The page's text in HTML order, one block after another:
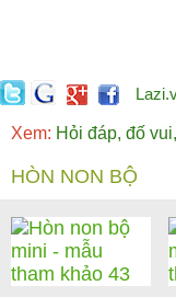
Xem: Hỏi đáp, đố
HÒN NON BỘ